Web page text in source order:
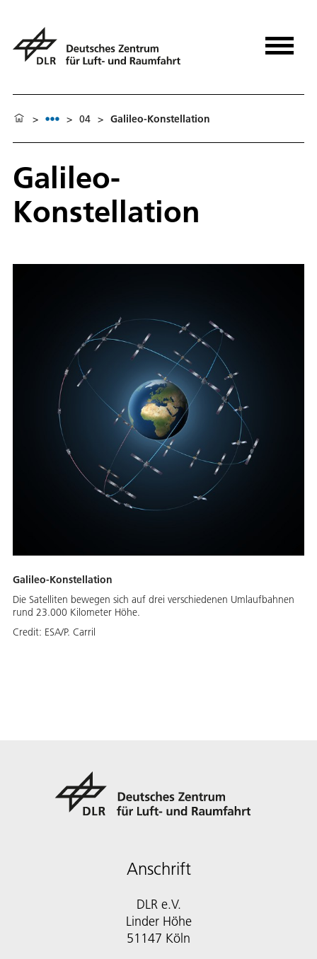
> > 04 > Galileo-Konstellation
Galileo-
Konstellation
Galileo-Konstellation
Die Satelliten bewegen sich auf drei verschiedenen Umlaufbahnen
rund 23.000 Kilometer Höhe.
Credit: ESA/P. Carril
Anschrift
DLR e.V.
Linder Höhe
51147 Köln